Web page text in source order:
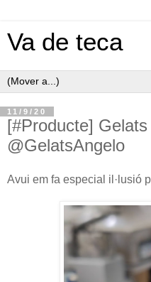
Va de teca
11/9/20
[#Producte]
@GelatsAngelo
Avui em fa especial il·lusió